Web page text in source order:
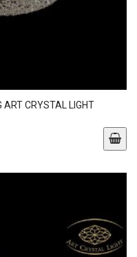
CRYSTAL LIGHT